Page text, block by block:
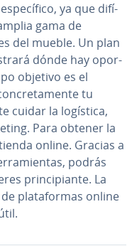
ya que di­fí­
gama de
del mueble. Un plan
dónde hay opo­r­
objetivo es el
tu
cuidar la logística,
Para obtener la
online. Gracias a
podrás
pri­n­ci­pia­n­te. La
pla­ta­fo­r­mas online